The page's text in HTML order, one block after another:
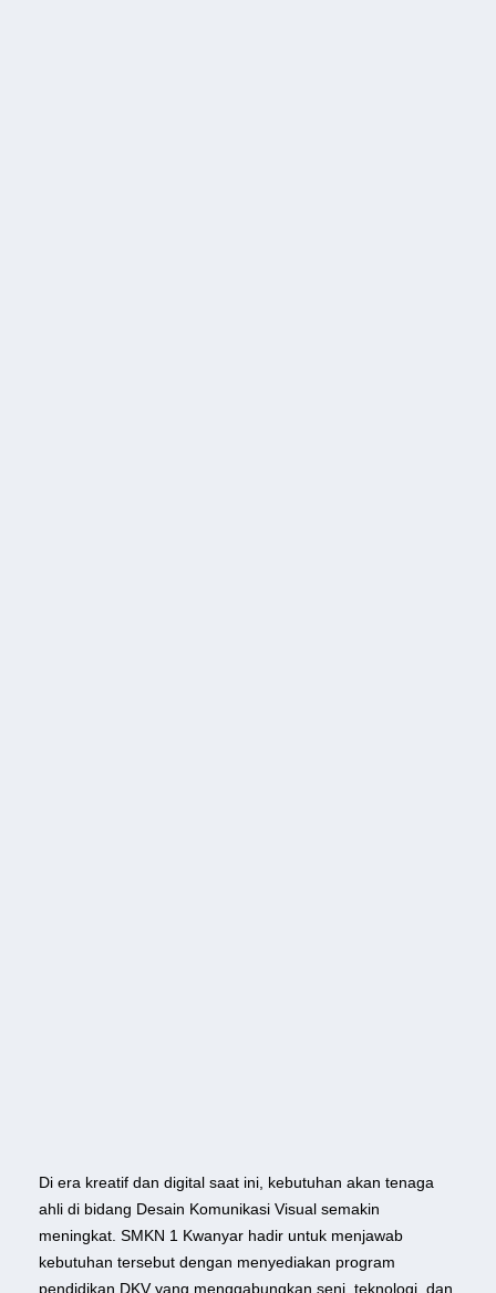
Di era kreatif dan digital saat ini, kebutuhan akan tenaga
ahli di bidang Desain Komunikasi Visual semakin
meningkat. SMKN 1 Kwanyar hadir untuk menjawab
kebutuhan tersebut dengan menyediakan program
pendidikan DKV yang menggabungkan seni, teknologi, dan